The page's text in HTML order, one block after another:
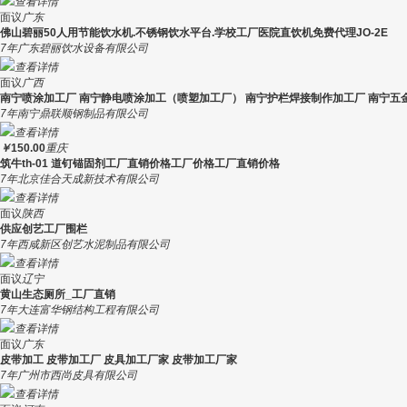
面议广东
佛山碧丽50人用节能饮水机.不锈钢饮水平台.学校工厂医院直饮机免费代理JO-2E
7年广东碧丽饮水设备有限公司
查看详情
面议广西
南宁喷涂加工厂 南宁静电喷涂加工（喷塑加工厂） 南宁护栏焊接制作加工厂 南宁五
7年南宁鼎联顺钢制品有限公司
查看详情
￥150.00重庆
筑牛th-01 道钉锚固剂工厂直销价格工厂价格工厂直销价格
7年北京佳合天成新技术有限公司
查看详情
面议陕西
供应创艺工厂围栏
7年西咸新区创艺水泥制品有限公司
查看详情
面议辽宁
黄山生态厕所_工厂直销
7年大连富华钢结构工程有限公司
查看详情
面议广东
皮带加工 皮带加工厂 皮具加工厂家 皮带加工厂家
7年广州市西尚皮具有限公司
查看详情